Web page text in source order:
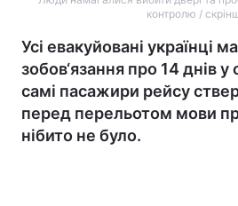
контролю /
Усі евакуйовані українці
зобов‘язання про 14 днів у
самі пасажири рейсу
перед перельотом мови
нібито не було.